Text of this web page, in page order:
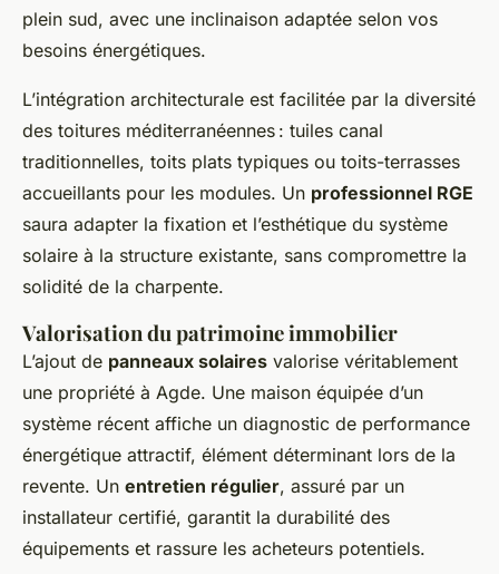
plein sud, avec une inclinaison adaptée selon vos
besoins énergétiques.
L’intégration architecturale est facilitée par la diversité
des toitures méditerranéennes : tuiles canal
traditionnelles, toits plats typiques ou toits-terrasses
accueillants pour les modules. Un professionnel RGE
saura adapter la fixation et l’esthétique du système
solaire à la structure existante, sans compromettre la
solidité de la charpente.
Valorisation du patrimoine immobilier
L’ajout de panneaux solaires valorise véritablement
une propriété à Agde. Une maison équipée d’un
système récent affiche un diagnostic de performance
énergétique attractif, élément déterminant lors de la
revente. Un entretien régulier, assuré par un
installateur certifié, garantit la durabilité des
équipements et rassure les acheteurs potentiels.